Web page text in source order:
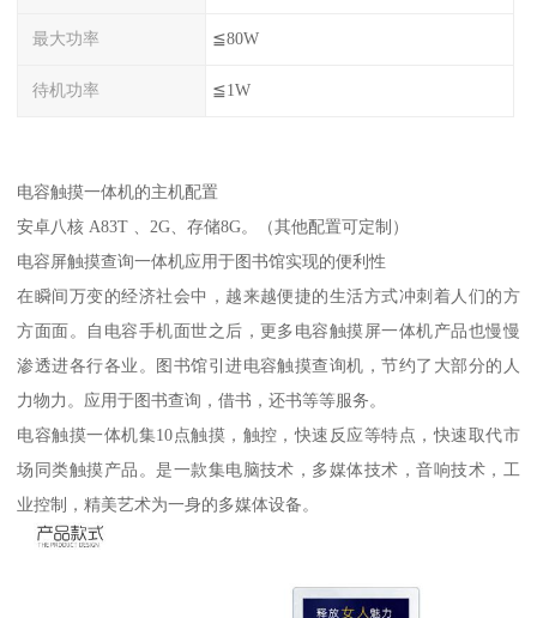
最大功率 ≦80W
待机功率 ≦1W
电容触摸一体机的主机配置
安卓八核 A83T 、2G、存储8G。（其他配置可定制）
电容屏触摸查询一体机应用于图书馆实现的便利性
在瞬间万变的经济社会中，越来越便捷的生活方式冲刺着人们的方
方面面。自电容手机面世之后，更多电容触摸屏一体机产品也慢慢
渗透进各行各业。图书馆引进电容触摸查询机，节约了大部分的人
力物力。应用于图书查询，借书，还书等等服务。
电容触摸一体机集10点触摸，触控，快速反应等特点，快速取代市
场同类触摸产品。是一款集电脑技术，多媒体技术，音响技术，工
业控制，精美艺术为一身的多媒体设备。